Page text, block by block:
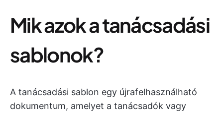
Mik azok a tanácsadási
sablonok?
A tanácsadási sablon egy újrafelhasználható
dokumentum, amelyet a tanácsadók vagy